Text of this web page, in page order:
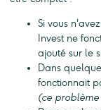
Si vous
Invest ne
ajouté sur le
Dans
fonctionnait
(ce